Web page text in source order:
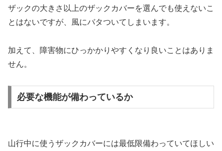
ザックの大きさ以上のザックカバーを選んでも使えないこ
とはないですが、風にバタついてしまいます。
加えて、障害物にひっかかりやすくなり良いことはありま
せん。
必要な機能が備わっているか
山行中に使うザックカバーには最低限備わっていてほしい